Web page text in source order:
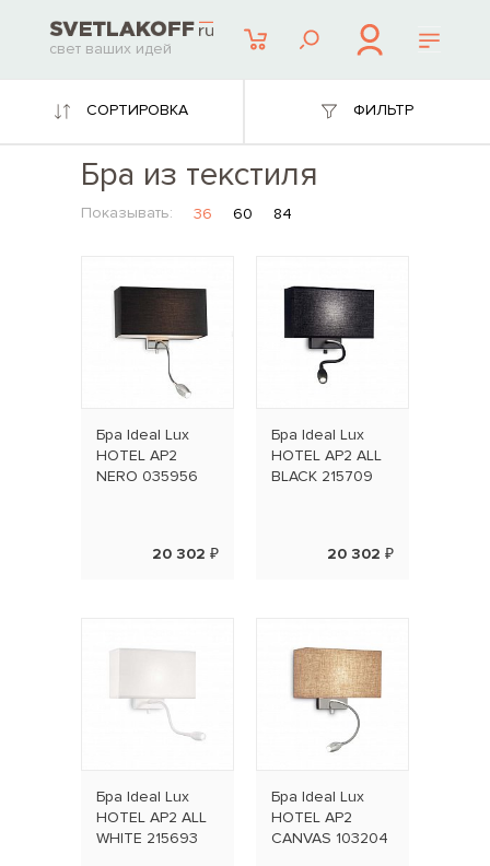
свет ваших идей
СОРТИРОВКА ФИЛЬТР
Бра из текстиля
Показывать: 36 60 84
Бра Ideal Lux
HOTEL AP2
NERO 035956
20 302 ₽
Бра Ideal Lux
HOTEL AP2 ALL
BLACK 215709
20 302 ₽
Бра Ideal Lux
HOTEL AP2 ALL
WHITE 215693
Бра Ideal Lux
HOTEL AP2
CANVAS 103204